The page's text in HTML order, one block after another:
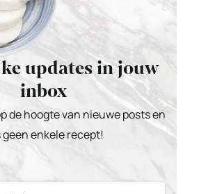
updates in jouw
inbox
de hoogte van nieuwe posts en
geen enkele recept!